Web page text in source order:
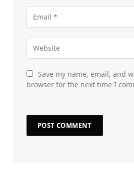
Save my name, email, and
browser for the next time I